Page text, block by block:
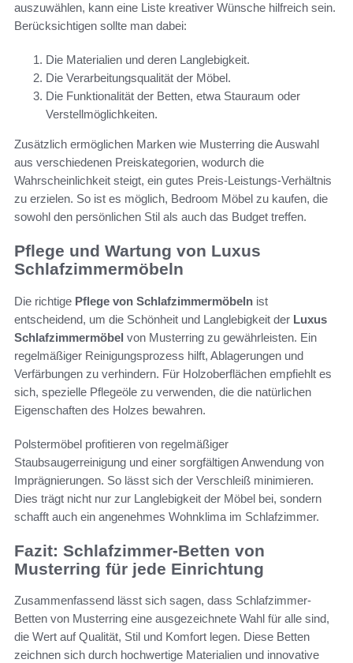
auszuwählen, kann eine Liste kreativer Wünsche hilfreich sein.
Berücksichtigen sollte man dabei:
Die Materialien und deren Langlebigkeit.
Die Verarbeitungsqualität der Möbel.
Die Funktionalität der Betten, etwa Stauraum oder
Verstellmöglichkeiten.
Zusätzlich ermöglichen Marken wie Musterring die Auswahl
aus verschiedenen Preiskategorien, wodurch die
Wahrscheinlichkeit steigt, ein gutes Preis-Leistungs-Verhältnis
zu erzielen. So ist es möglich, Bedroom Möbel zu kaufen, die
sowohl den persönlichen Stil als auch das Budget treffen.
Pflege und Wartung von Luxus
Schlafzimmermöbeln
Die richtige Pflege von Schlafzimmermöbeln ist
entscheidend, um die Schönheit und Langlebigkeit der Luxus
Schlafzimmermöbel von Musterring zu gewährleisten. Ein
regelmäßiger Reinigungsprozess hilft, Ablagerungen und
Verfärbungen zu verhindern. Für Holzoberflächen empfiehlt es
sich, spezielle Pflegeöle zu verwenden, die die natürlichen
Eigenschaften des Holzes bewahren.
Polstermöbel profitieren von regelmäßiger
Staubsaugerreinigung und einer sorgfältigen Anwendung von
Imprägnierungen. So lässt sich der Verschleiß minimieren.
Dies trägt nicht nur zur Langlebigkeit der Möbel bei, sondern
schafft auch ein angenehmes Wohnklima im Schlafzimmer.
Fazit: Schlafzimmer-Betten von
Musterring für jede Einrichtung
Zusammenfassend lässt sich sagen, dass Schlafzimmer-
Betten von Musterring eine ausgezeichnete Wahl für alle sind,
die Wert auf Qualität, Stil und Komfort legen. Diese Betten
zeichnen sich durch hochwertige Materialien und innovative